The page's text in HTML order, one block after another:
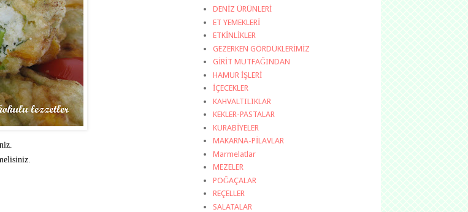
DENİZ ÜRÜNLERİ
ET YEMEKLERİ
ETKİNLİKLER
GEZERKEN GÖRDÜKLERİMİZ
GİRİT MUTFAĞINDAN
HAMUR İŞLERİ
İÇECEKLER
KAHVALTILIKLAR
KEKLER-PASTALAR
KURABİYELER
MAKARNA-PİLAVLAR
Marmelatlar
MEZELER
POĞAÇALAR
REÇELLER
SALATALAR